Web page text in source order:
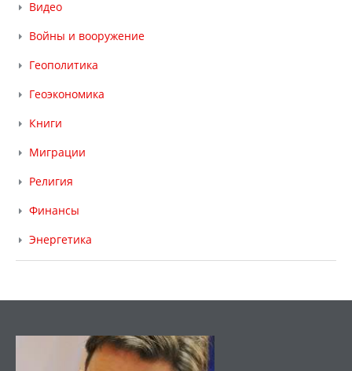
Видео
Войны и вооружение
Геополитика
Геоэкономика
Книги
Миграции
Религия
Финансы
Энергетика